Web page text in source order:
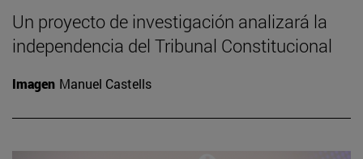
Un proyecto de investigación analizará la
independencia del Tribunal Constitucional
Imagen Manuel Castells